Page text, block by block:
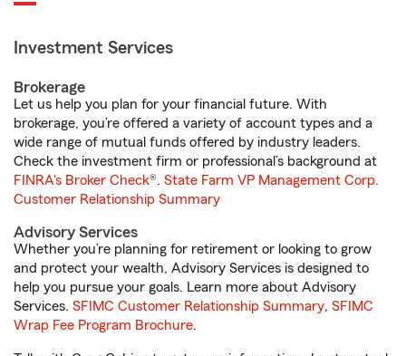
Investment Services
Brokerage
Let us help you plan for your financial future. With
brokerage, you’re offered a variety of account types and a
wide range of mutual funds offered by industry leaders.
Check the investment firm or professional’s background at
FINRA's Broker Check®. State Farm VP Management Corp.
Customer Relationship Summary
Advisory Services
Whether you’re planning for retirement or looking to grow
and protect your wealth, Advisory Services is designed to
help you pursue your goals. Learn more about Advisory
Services. SFIMC Customer Relationship Summary, SFIMC
Wrap Fee Program Brochure.